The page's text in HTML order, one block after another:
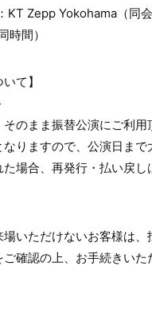
KT Zepp Yokohama（同会
時間）
て】
のまま振替公演にご利用
りますので、公演日まで
場合、再発行・払い戻し
いただけないお客様は、
確認の上、お手続きいた